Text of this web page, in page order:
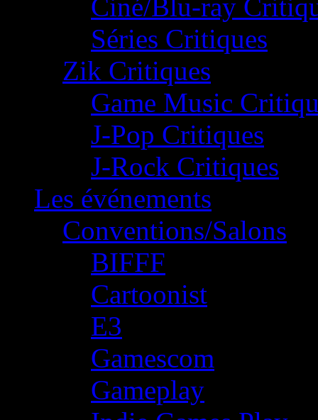
Ciné/Blu-ray
Séries Critiques
Zik Critiques
Game Music
J-Pop Critiques
J-Rock Critiques
Les événements
Conventions/Salons
BIFFF
Cartoonist
E3
Gamescom
Gameplay